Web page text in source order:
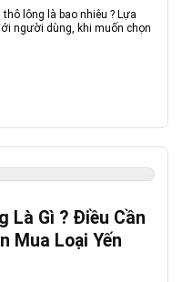
thô lông là bao nhiêu ? Lựa
người dùng, khi muốn chọn
Là Gì ? Điều Cần
Mua Loại Yến